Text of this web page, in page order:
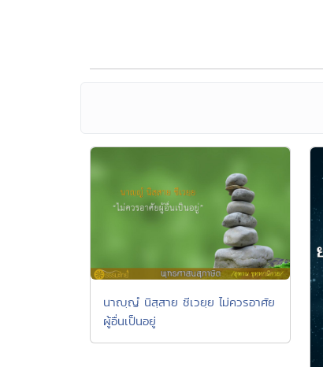
นาญฺญํ นิสฺสาย ชีเวยฺย ไม่ควรอาศัย
ผู้อื่นเป็นอยู่